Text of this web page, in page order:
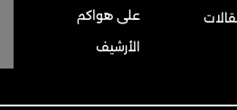
على هواكم
الأرشيف